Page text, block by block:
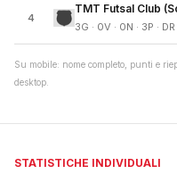
4
TMT Futsal Club
3G · 0V · 0N · 3P ·
Su mobile: nome completo, punti e
desktop.
STATISTICHE INDIVIDUALI